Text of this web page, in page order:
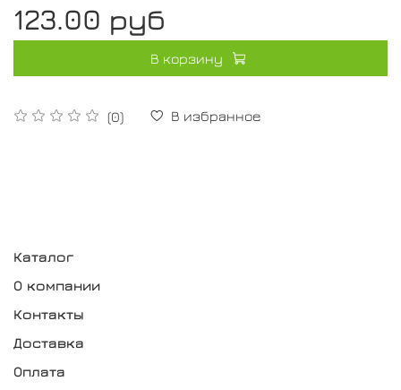
(0) В избранное
123.00 руб
В корзину
Каталог
О компании
Контакты
Доставка
Оплата